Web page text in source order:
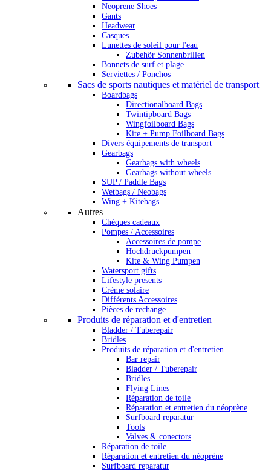
Neoprene Shoes
Gants
Headwear
Casques
Lunettes de soleil pour l'eau
Zubehör Sonnenbrillen
Bonnets de surf et plage
Serviettes / Ponchos
Sacs de sports nautiques et matériel de transport
Boardbags
Directionalboard Bags
Twintipboard Bags
Wingfoilboard Bags
Kite + Pump Foilboard Bags
Divers équipements de transport
Gearbags
Gearbags with wheels
Gearbags without wheels
SUP / Paddle Bags
Wetbags / Neobags
Wing + Kitebags
Autres
Chèques cadeaux
Pompes / Accessoires
Accessoires de pompe
Hochdruckpumpen
Kite & Wing Pumpen
Watersport gifts
Lifestyle presents
Crème solaire
Différents Accessoires
Pièces de rechange
Produits de réparation et d'entretien
Bladder / Tuberepair
Bridles
Produits de réparation et d'entretien
Bar repair
Bladder / Tuberepair
Bridles
Flying Lines
Réparation de toile
Réparation et entretien du néoprène
Surfboard reparatur
Tools
Valves & conectors
Réparation de toile
Réparation et entretien du néoprène
Surfboard reparatur